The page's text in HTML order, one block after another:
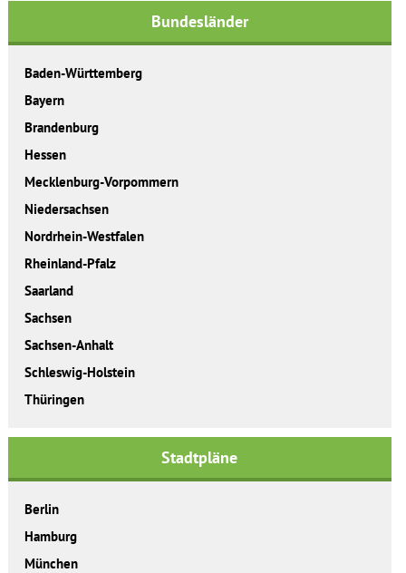
Bundesländer
Baden-Württemberg
Bayern
Brandenburg
Hessen
Mecklenburg-Vorpommern
Niedersachsen
Nordrhein-Westfalen
Rheinland-Pfalz
Saarland
Sachsen
Sachsen-Anhalt
Schleswig-Holstein
Thüringen
Stadtpläne
Berlin
Hamburg
München